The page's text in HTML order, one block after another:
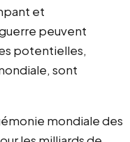
et
peuvent
potentielles,
sont
mondiale des